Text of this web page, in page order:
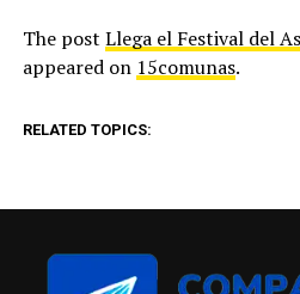
The post Llega el Festival del
appeared on 15comunas.
RELATED TOPICS: